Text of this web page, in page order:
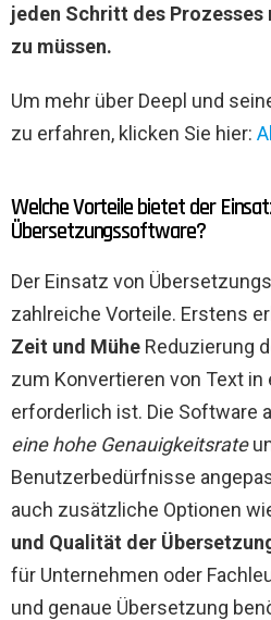
jeden Schritt des Prozesses
zu müssen.
Um mehr über Deepl und
zu erfahren, klicken Sie hier:
Welche Vorteile bietet der
Übersetzungssoftware?
Der Einsatz von
zahlreiche Vorteile. Erstens
Zeit und Mühe Reduzierung
zum Konvertieren von Text in
erforderlich ist. Die Software
eine hohe Genauigkeitsrate
Benutzerbedürfnisse
auch zusätzliche Optionen
und Qualität der
für Unternehmen oder
und genaue Übersetzung